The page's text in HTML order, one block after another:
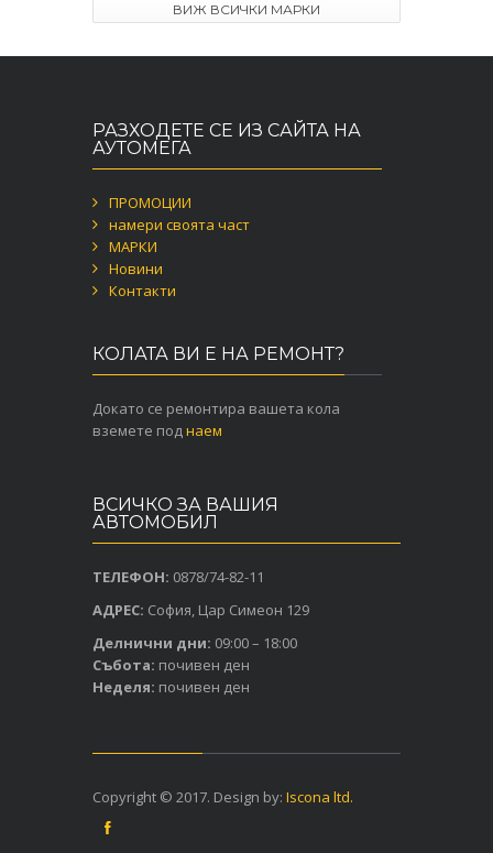
ВИЖ ВСИЧКИ МАРКИ
РАЗХОДЕТЕ СЕ ИЗ САЙТА НА
АУТОМЕГА
ПРОМОЦИИ
намери своята част
МАРКИ
Новини
Контакти
КОЛАТА ВИ Е НА РЕМОНТ?
Докато се ремонтира вашета кола
вземете поднаем
ВСИЧКО ЗА ВАШИЯ
АВТОМОБИЛ
ТЕЛЕФОН: 0878/74-82-11
АДРЕС: София, Цар Симеон 129
Делнични дни: 09:00 – 18:00
Събота: почивен ден
Неделя: почивен ден
Copyright © 2017. Design by: Iscona ltd.